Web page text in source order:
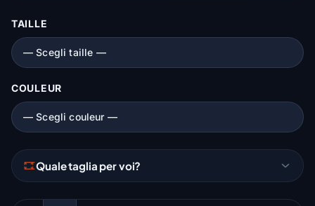
TAILLE
COULEUR
Quale taglia per voi?